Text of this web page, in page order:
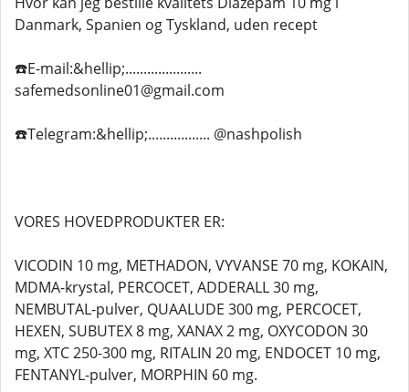
Danmark, Spanien og Tyskland, uden recept
☎️E-mail:&hellip;.....................
safemedsonline01@gmail.com
☎️Telegram:&hellip;................. @nashpolish
VORES HOVEDPRODUKTER ER:
VICODIN 10 mg, METHADON, VYVANSE 70 mg, KOKAIN,
MDMA-krystal, PERCOCET, ADDERALL 30 mg,
NEMBUTAL-pulver, QUAALUDE 300 mg, PERCOCET,
HEXEN, SUBUTEX 8 mg, XANAX 2 mg, OXYCODON 30
mg, XTC 250-300 mg, RITALIN 20 mg, ENDOCET 10 mg,
FENTANYL-pulver, MORPHIN 60 mg.